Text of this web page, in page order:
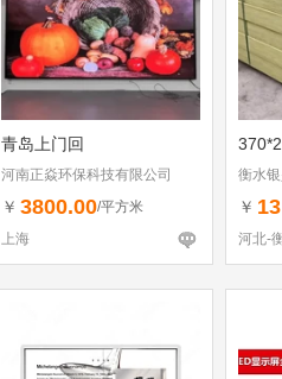
青岛上门回
河南正焱环保科技有限公司
￥ 3800.00/平方米
上海
衡水
￥
河北-